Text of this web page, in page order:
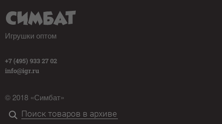
Игрушки оптом
+7 (495) 933 27 02
info@igr.ru
© 2018 «Симбат»